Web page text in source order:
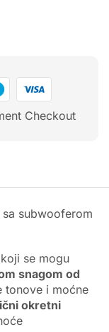
Checkout
subwooferom
se mogu
snagom od
tonove i moćne
okretni